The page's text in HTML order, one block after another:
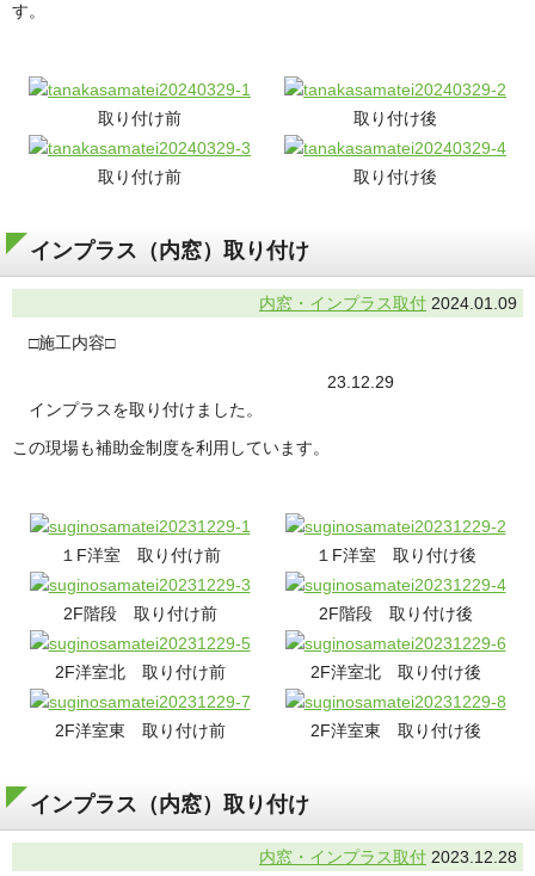
す。
取り付け前 取り付け後
取り付け前 取り付け後
インプラス（内窓）取り付け
内窓・インプラス取付 2024.01.09
□施工内容□
23.12.29
インプラスを取り付けました。
この現場も補助金制度を利用しています。
１F洋室 取り付け前 １F洋室 取り付け後
2F階段 取り付け前 2F階段 取り付け後
2F洋室北 取り付け前 2F洋室北 取り付け後
2F洋室東 取り付け前 2F洋室東 取り付け後
インプラス（内窓）取り付け
内窓・インプラス取付 2023.12.28